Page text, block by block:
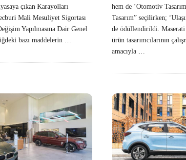
çıkan Karayolları
Mali Mesuliyet Sigortası
Yapılmasına Dair Genel
bazı maddelerin …
hem de ‘Otomotiv
Tasarım” seçilirken;
de ödüllendirildi.
ürün tasarımcılarının
amacıyla …